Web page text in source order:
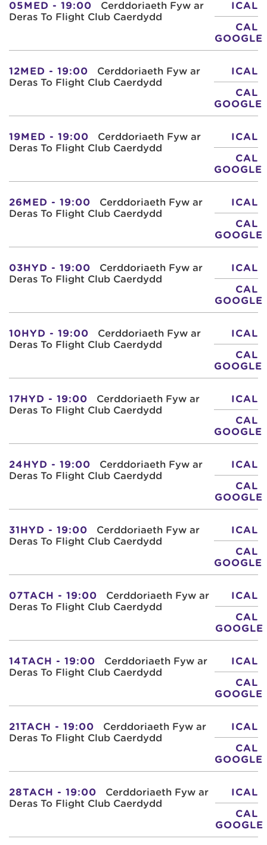
05MED - 19:00
Cerddoriaeth Fyw ar
Deras To Flight Club Caerdydd
ICAL
CAL
GOOGLE
12MED - 19:00
Cerddoriaeth Fyw ar
Deras To Flight Club Caerdydd
ICAL
CAL
GOOGLE
19MED - 19:00
Cerddoriaeth Fyw ar
Deras To Flight Club Caerdydd
ICAL
CAL
GOOGLE
26MED - 19:00
Cerddoriaeth Fyw ar
Deras To Flight Club Caerdydd
ICAL
CAL
GOOGLE
03HYD - 19:00
Cerddoriaeth Fyw ar
Deras To Flight Club Caerdydd
ICAL
CAL
GOOGLE
10HYD - 19:00
Cerddoriaeth Fyw ar
Deras To Flight Club Caerdydd
ICAL
CAL
GOOGLE
17HYD - 19:00
Cerddoriaeth Fyw ar
Deras To Flight Club Caerdydd
ICAL
CAL
GOOGLE
24HYD - 19:00
Cerddoriaeth Fyw ar
Deras To Flight Club Caerdydd
ICAL
CAL
GOOGLE
31HYD - 19:00
Cerddoriaeth Fyw ar
Deras To Flight Club Caerdydd
ICAL
CAL
GOOGLE
07TACH - 19:00
Cerddoriaeth Fyw ar
Deras To Flight Club Caerdydd
ICAL
CAL
GOOGLE
14TACH - 19:00
Cerddoriaeth Fyw ar
Deras To Flight Club Caerdydd
ICAL
CAL
GOOGLE
21TACH - 19:00
Cerddoriaeth Fyw ar
Deras To Flight Club Caerdydd
ICAL
CAL
GOOGLE
28TACH - 19:00
Cerddoriaeth Fyw ar
Deras To Flight Club Caerdydd
ICAL
CAL
GOOGLE